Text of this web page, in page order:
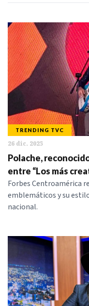
Periodo:
TRENDING TVC
26 dic. 2025
Polache,
entre “Los más
Forbes Centroamérica
emblemáticos y su
nacional.